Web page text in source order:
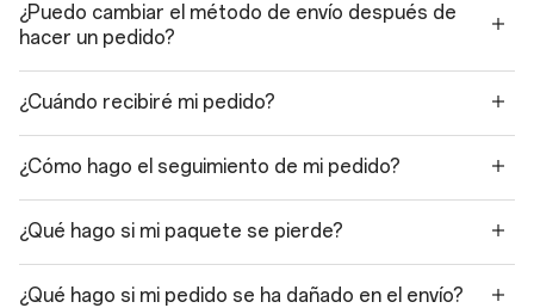
¿Puedo cambiar el método de envío después de
hacer un pedido?
¿Cuándo recibiré mi pedido?
¿Cómo hago el seguimiento de mi pedido?
¿Qué hago si mi paquete se pierde?
¿Qué hago si mi pedido se ha dañado en el envío?